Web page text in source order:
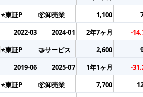
⭐東証P 📦卸売業 1,100
2022-03 2024-01 2年7ヶ月
-
⭐東証P 🤝サービス 2,600
2019-06 2025-07 1年1ヶ月
-
⭐東証P 📦卸売業 7,700